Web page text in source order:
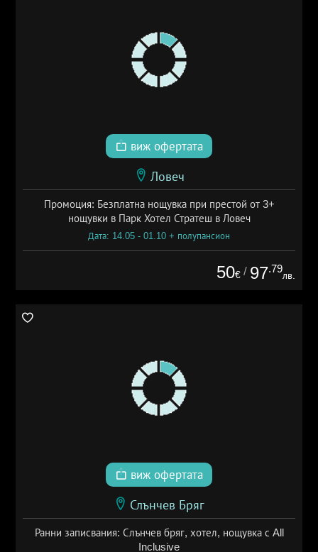
виж офертата
Ловеч
Промоция: Безплатна нощувка при престой от 3+
нощувки в Парк Хотел Стратеш в Ловеч
Дата: 14.05 - 01.10 + полупансион
50€ / 97.79
лв.
виж офертата
Слънчев Бряг
Ранни записвания: Слънчев бряг, хотел, нощувка с All
Inclusive